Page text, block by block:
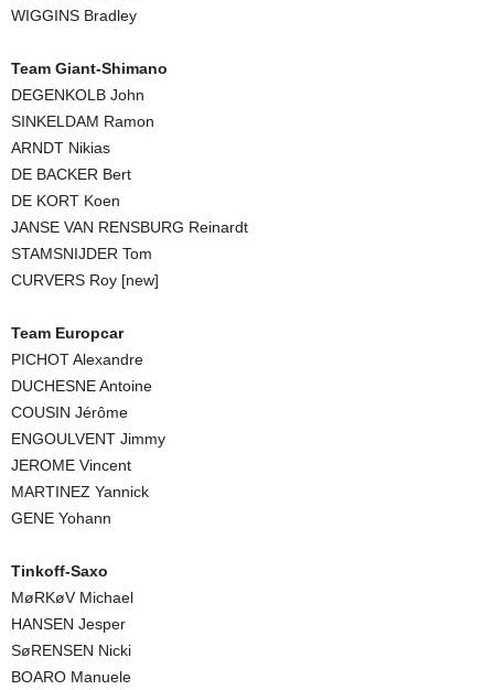
WIGGINS Bradley
Team Giant-Shimano
DEGENKOLB John
SINKELDAM Ramon
ARNDT Nikias
DE BACKER Bert
DE KORT Koen
JANSE VAN RENSBURG Reinardt
STAMSNIJDER Tom
CURVERS Roy [new]
Team Europcar
PICHOT Alexandre
DUCHESNE Antoine
COUSIN Jérôme
ENGOULVENT Jimmy
JEROME Vincent
MARTINEZ Yannick
GENE Yohann
Tinkoff-Saxo
MøRKøV Michael
HANSEN Jesper
SøRENSEN Nicki
BOARO Manuele